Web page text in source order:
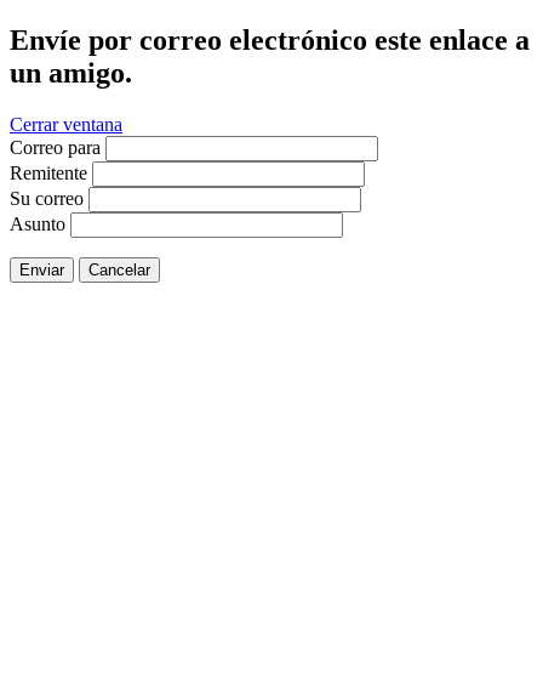
Envíe por correo electrónico este enlace a
un amigo.
Cerrar ventana
Correo para
Remitente
Su correo
Asunto
Enviar Cancelar